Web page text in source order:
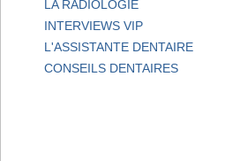
LA RADIOLOGIE
INTERVIEWS VIP
L'ASSISTANTE DENTAIRE
CONSEILS DENTAIRES